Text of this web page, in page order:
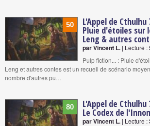
50 L'Appel de
Pluie d'étoiles sur
Leng & autres
par Vincent L. | Lecture :
Pulp fiction... : Pluie
Leng et autres contes est un recueil de scénario
nombre d'autres pu…
80 L'Appel de
Le Codex de
par Vincent L. | Lecture :